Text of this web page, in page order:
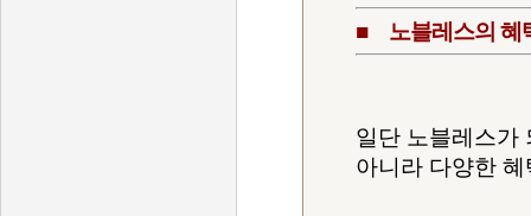
■ 노블레스의 혜
일단 노블레스가
아니라 다양한